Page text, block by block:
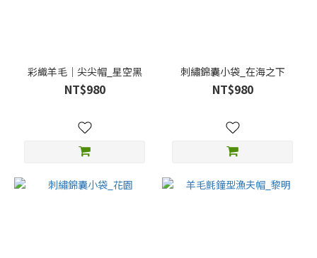
彩織羊毛｜尖尖帽_星空黑
NT$980
刺繡錦囊小袋_在海之下
NT$980